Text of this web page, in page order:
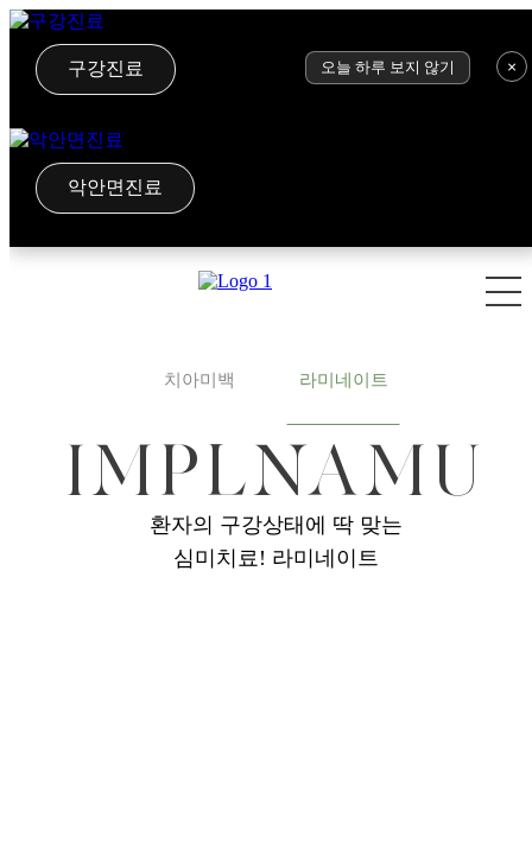
구강진료
악안면진료
×
오늘 하루 보지 않기
치아미백 라미네이트
IMPLNAMU
환자의 구강상태에 딱 맞는
심미치료! 라미네이트